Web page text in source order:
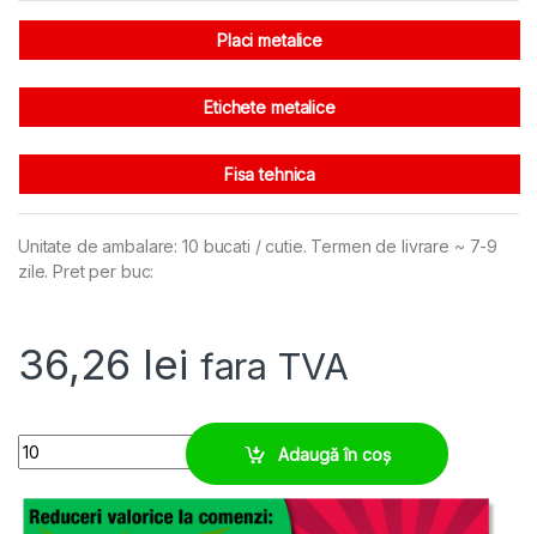
Placi metalice
Etichete metalice
Fisa tehnica
Unitate de ambalare: 10 bucati / cutie. Termen de livrare ~ 7-9
zile. Pret per buc:
36,26 lei fara TVA
Placa de identificare 139 x 85 mm, inox, 4x gauri montaj 3,7 mm
Adaugă în coș